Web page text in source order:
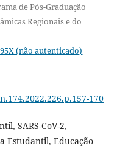
de Pós-Graduação
Regionais e do
(não autenticado)
170
SARS-CoV-2,
Estudantil, Educação